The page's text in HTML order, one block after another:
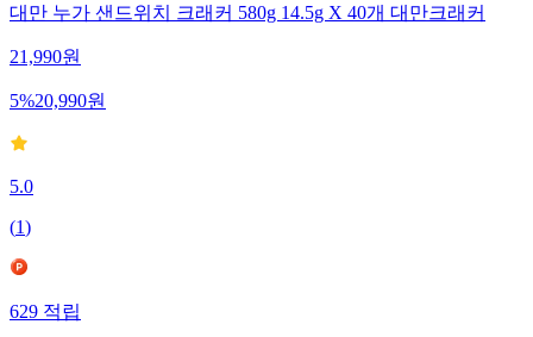
대만 누가 샌드위치 크래커 580g 14.5g X 40개 대만크래커
21,990원
5%20,990원
5.0
(1)
629적립